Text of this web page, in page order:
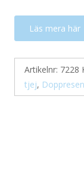
Läs mera här
Artikelnr: 7228
tjej,